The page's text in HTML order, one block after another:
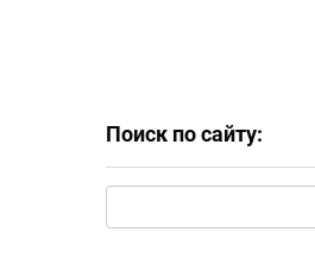
Поиск по сайту: